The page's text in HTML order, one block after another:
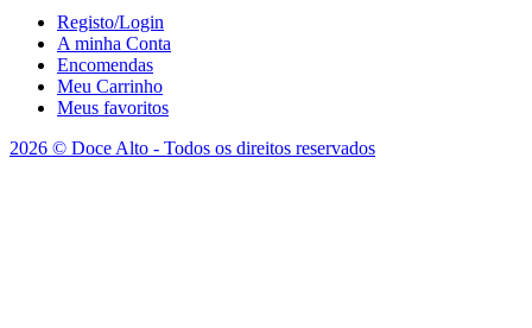
Registo/Login
A minha Conta
Encomendas
Meu Carrinho
Meus favoritos
2026 © Doce Alto - Todos os direitos reservados